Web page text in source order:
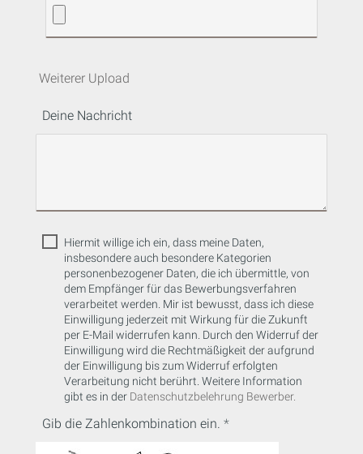
Weiterer Upload
Deine Nachricht
Hiermit willige ich ein, dass meine Daten,
insbesondere auch besondere Kategorien
personenbezogener Daten, die ich übermittle, von
dem Empfänger für das Bewerbungsverfahren
verarbeitet werden. Mir ist bewusst, dass ich diese
Einwilligung jederzeit mit Wirkung für die Zukunft
per E-Mail widerrufen kann. Durch den Widerruf der
Einwilligung wird die Rechtmäßigkeit der aufgrund
der Einwilligung bis zum Widerruf erfolgten
Verarbeitung nicht berührt. Weitere Information
gibt es in der Datenschutzbelehrung Bewerber.
Gib die Zahlenkombination ein.